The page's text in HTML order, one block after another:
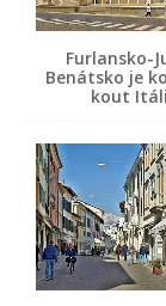
Furlansko-
Benátsko je
kout